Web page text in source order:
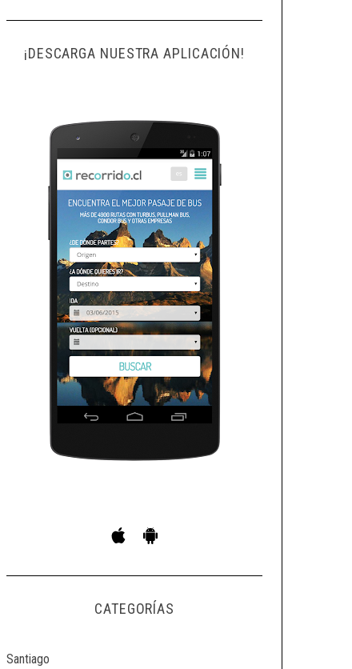
¡DESCARGA NUESTRA APLICACIÓN!
CATEGORÍAS
Santiago